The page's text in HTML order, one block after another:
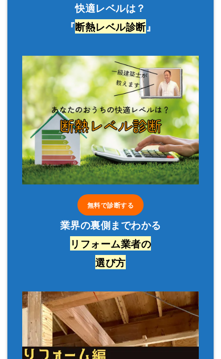
快適レベルは？
『断熱レベル診断』
無料で診断する
業界の裏側までわかる
リフォーム業者の
選び方